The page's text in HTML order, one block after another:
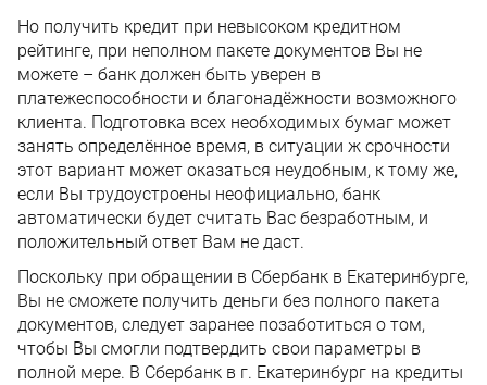
Но получить кредит при невысоком кредитном
рейтинге, при неполном пакете документов Вы не
можете – банк должен быть уверен в
платежеспособности и благонадёжности возможного
клиента. Подготовка всех необходимых бумаг может
занять определённое время, в ситуации ж срочности
этот вариант может оказаться неудобным, к тому же,
если Вы трудоустроены неофициально, банк
автоматически будет считать Вас безработным, и
положительный ответ Вам не даст.
Поскольку при обращении в Сбербанк в Екатеринбурге,
Вы не сможете получить деньги без полного пакета
документов, следует заранее позаботиться о том,
чтобы Вы смогли подтвердить свои параметры в
полной мере. В Сбербанк в г. Екатеринбург на кредиты